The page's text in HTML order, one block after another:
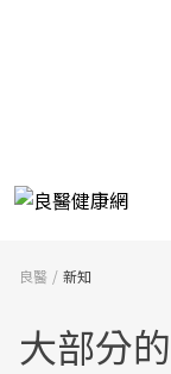
良醫 新知
大部分